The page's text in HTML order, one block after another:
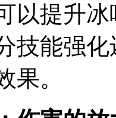
以提升
技能强
果。